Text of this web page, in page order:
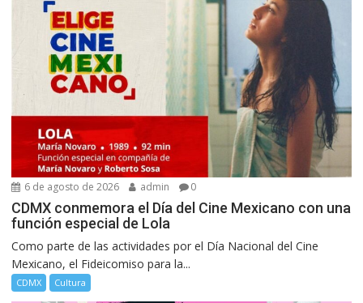
6 de agosto de 2026 admin 0
CDMX conmemora el Día del Cine Mexicano con una
función especial de Lola
Como parte de las actividades por el Día Nacional del Cine
Mexicano, el Fideicomiso para la...
CDMX Cultura